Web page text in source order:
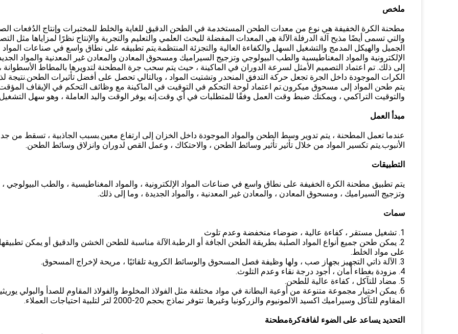
ملخص
مطحنة الكرة الخفيفة هي نوع من معدات الطحن المستخدمة في الطحن الدقيق للغاية والخلط للمختبرات وإنتاج الدُفعات
والتي تسمى أيضًا مذبح آلة الدرفلة.الآلة هي المعدات المفضلة للبحث العلمي والتعليم والتجربة والإنتاج نظرًا لمزاياها مثل
الجميل والهيكل المدمج والتشغيل السهل والكفاءة العالية والتجزئة المنتظمة.يتم تطبيقه على نطاق واسع في صناعات المواد
الإلكترونية والمواد المغناطيسية والطب البيولوجي وتزجيج السيراميك ومسحوق المعادن والمعادن غير المعدنية والمواد
إلى ذلك. تم اعتماد التصميم الأمثل لسرعة الدوران في الماكينة ، حيث يتم سحب جرة المطحنة لتدويرها بالمطاط الأسطوانة
الكرات الموجودة داخل الجرة تجعل حركة التدفق المنحدر وتشتيت المواد ، وبالتالي تحصل على أفضل تأثيرات الطحن.نتيجة
يتم طحن المواد إلى مسحوق ميكرون.تم اعتماد لوحة التحكم في التوقيت في الماكينة مع وظائف التحكم في الإيقاف
والتوقيت التراكمي ، ويمكنك ضبط وقت العمل وفقًا للمتطلبات في أي وقت.إنه يوفر الوقت واليد العاملة ، وهو سهل
مبدأ العمل
عندما تعمل المطحنة ، يتم تدوير وسط الطحن والمواد الموجودة داخل الخزان إلى ارتفاع معين.بسبب الجاذبية ، تسقط من
الأنبوب.يتم تكسير المواد من خلال تأثير تأثير وسائط الطحن ، والاحتكاك ، وعمل القص لدوران وانزلاق وسائط الطحن.
التطبيقات
يتم تطبيق مطحنة الكرة الخفيفة على نطاق واسع في صناعات المواد الإلكترونية ، والمواد المغناطيسية ، والطب البيولوجي ،
وتزجيج السيراميك ، ومسحوق المعادن ، والمعادن غير المعدنية ، والمواد الجديدة ، وما إلى ذلك.
سمات
1. تشغيل مستقر ، كفاءة عالية ، ضوضاء منخفضة وعدم تلوث
2. يمكن طحن جميع أنواع المواد الصلبة بطريقة الطحن الجافة أو الرطبة.الآلة مناسبة للطحن الخشن والدقيق أو يمكن
على مواد الخلط.
3. الآلة ذاتي التجهيز بجهاز صب ، ولها وظيفة فصل المسحوق والوسائط الكروية تلقائيًا ، مريحة لإخراج المسحوق.
4. مزودة بغطاء أمان ، أجود درجة نقاء وعدم التلوث.
5. مضاد للتآكل ، كفاءة عالية للطحن.
6. يمكن اختيار مجموعة متنوعة من أوعية البطانة في مواد مختلفة مثل الفولاذ المخلوط والفولاذ المقاوم للصدأ والبولي
المقاوم للتآكل وسيراميك اكسيد الالمونيوم والزركونيا وغيرها. تتوفر نماذج بحجم 20-2000 لتر لتلبية احتياجات العملاء.
التحديد يساعد على الضوء لفافةكرةمطحنة